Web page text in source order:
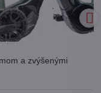
a zvýšenými